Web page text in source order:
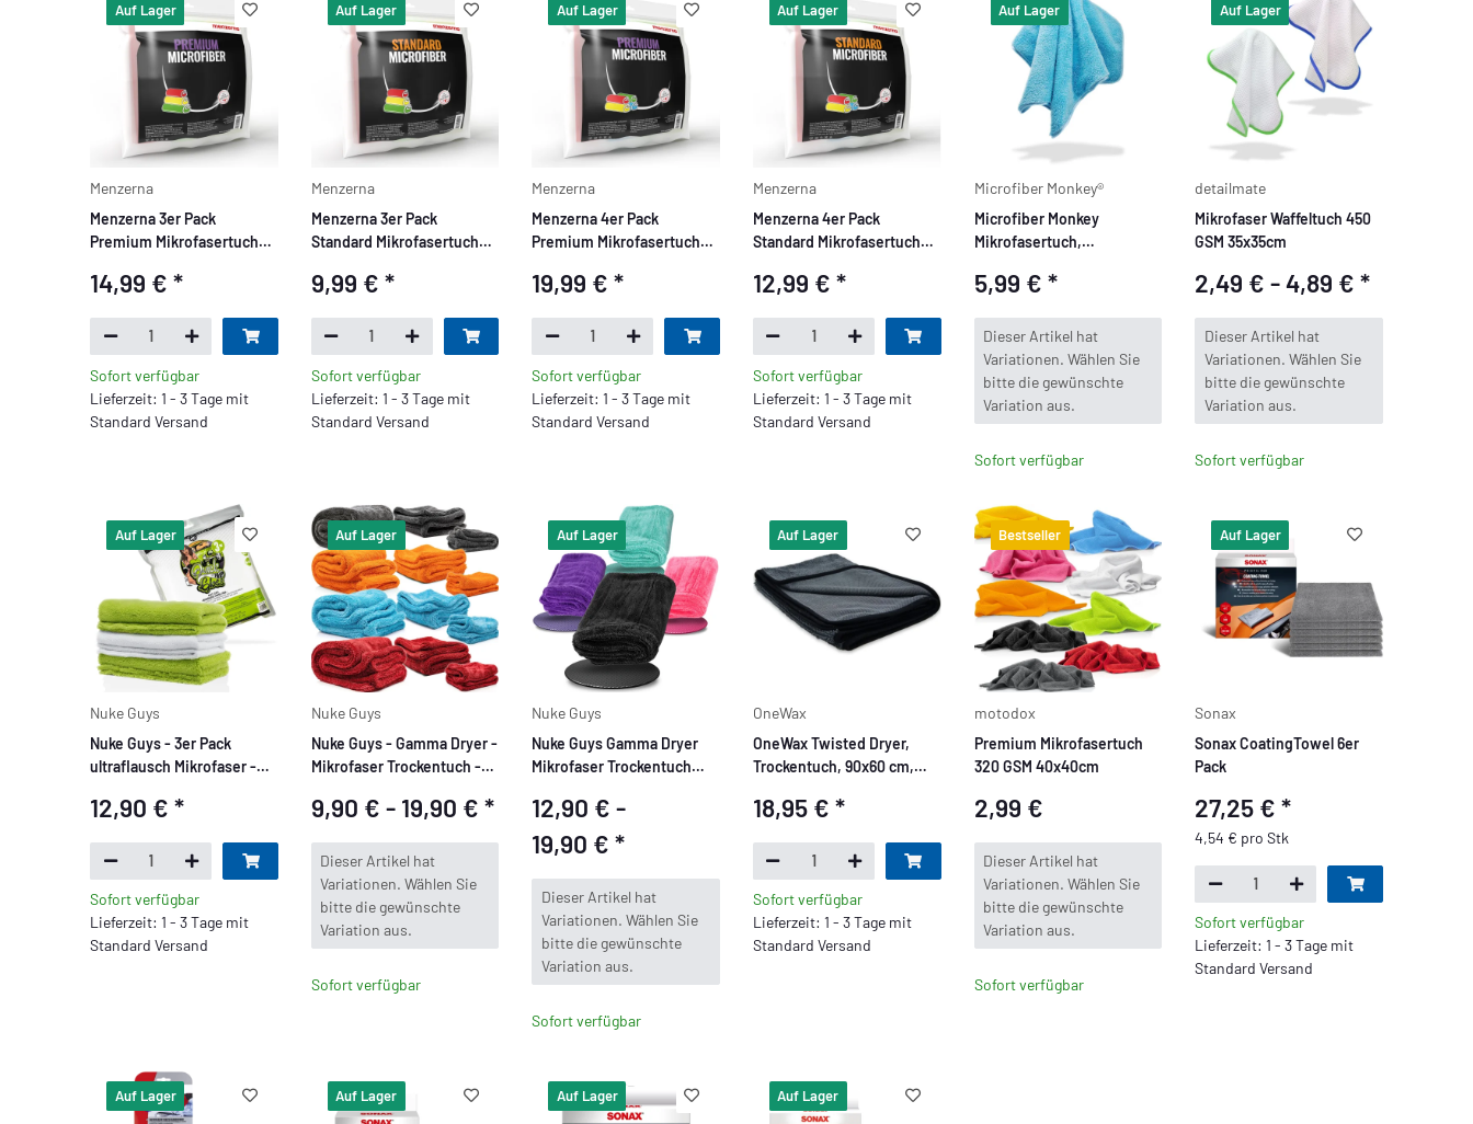
Auf Lager
Menzerna
Menzerna 3er Pack
Premium Mikrofasertuch
Rot
14,99 €*
Sofort verfügbar
Lieferzeit: 1 - 3 Tage mit
Standard Versand
Auf Lager
Menzerna
Menzerna 3er Pack
Standard Mikrofasertuch
9,99 € *
Sofort verfügbar
Lieferzeit: 1 - 3 Tage mit
Standard Versand
Auf Lager
Menzerna
Menzerna 4er Pack
Premium Mikrofasertuch
Rot, Blau
19,99 €*
Sofort verfügbar
Lieferzeit: 1 - 3 Tage mit
Standard Versand
Auf Lager
Menzerna
Menzerna 4er Pack
Standard Mikrofasertuch
Rot, Blau
12,99 € *
Sofort verfügbar
Lieferzeit: 1 - 3 Tage mit
Standard Versand
Auf Lager
Microfiber Monkey®
Microfiber Monkey
Mikrofasertuch,
40x40cm, 550 GSM,
5,99 € *
x
Dieser Artikel hat
Variationen. Wählen Sie
bitte die gewünschte
Variation aus.
Sofort verfügbar
Auf Lager
detailmate
Mikrofaser Waffeltuch 450
GSM 35x35cm
2,49 € -4,89 €*
x
Dieser Artikel hat
Variationen. Wählen Sie
bitte die gewünschte
Variation aus.
Sofort verfügbar
Auf Lager
Nuke Guys
Nuke Guys - 3er Pack
ultraflausch Mikrofaser -
40x40cm
12,90 €*
Sofort verfügbar
Lieferzeit: 1 - 3 Tage mit
Standard Versand
Auf Lager
Nuke Guys
Nuke Guys - Gamma Dryer -
Mikrofaser Trockentuch -
9,90 € - 19,90 € *
x
Dieser Artikel hat
Variationen. Wählen Sie
bitte die gewünschte
Variation aus.
Sofort verfügbar
Auf Lager
Nuke Guys
Nuke Guys Gamma Dryer
Mikrofaser Trockentuch
12,90 € -
19,90 €*
x
Dieser Artikel hat
Variationen. Wählen Sie
bitte die gewünschte
Variation aus.
Sofort verfügbar
Auf Lager
OneWax
OneWax Twisted Dryer,
Trockentuch, 90x60 cm,
18,95 € *
Sofort verfügbar
Lieferzeit: 1 - 3 Tage mit
Standard Versand
Bestseller
motodox
Premium Mikrofasertuch
320 GSM 40x40cm
2,99 €
x
Dieser Artikel hat
Variationen. Wählen Sie
bitte die gewünschte
Variation aus.
Sofort verfügbar
Auf Lager
Sonax
Sonax CoatingTowel 6er
Pack
27,25 €*
4,54 € pro Stk
Sofort verfügbar
Lieferzeit: 1 - 3 Tage mit
Standard Versand
Auf Lager Auf Lager Auf Lager Auf Lager